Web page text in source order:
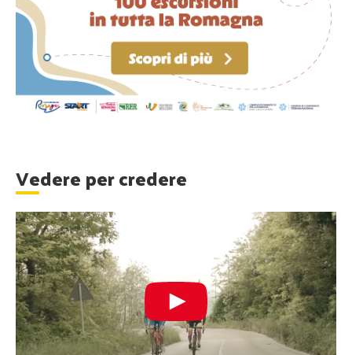
Vedere per credere